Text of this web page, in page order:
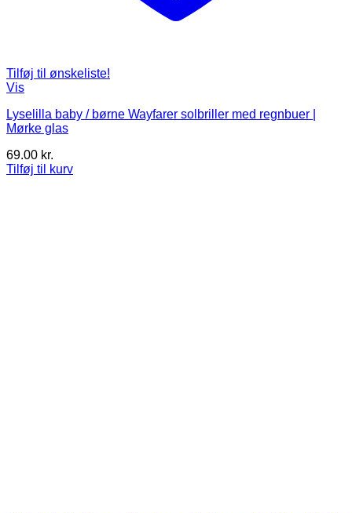
Tilføj til ønskeliste!
Vis
Lyselilla baby / børne Wayfarer solbriller med regnbuer |
Mørke glas
69.00 kr.
Tilføj til kurv